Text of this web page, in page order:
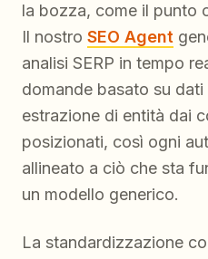
la bozza, come il punto
Il nostro SEO Agent
analisi SERP in tempo
domande basato su
estrazione di entità dai
posizionati, così ogni
allineato a ciò che sta
un modello generico.
La standardizzazione